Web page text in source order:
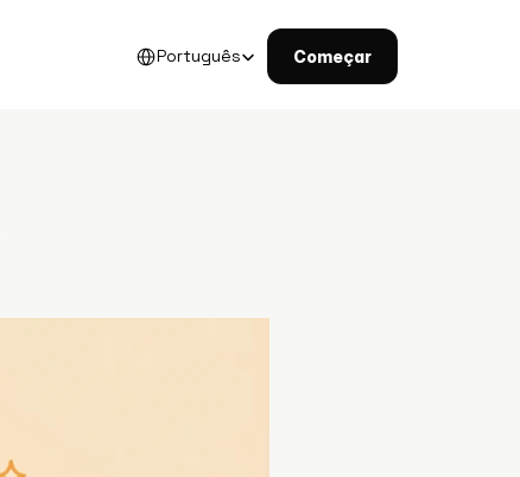
Português Começar